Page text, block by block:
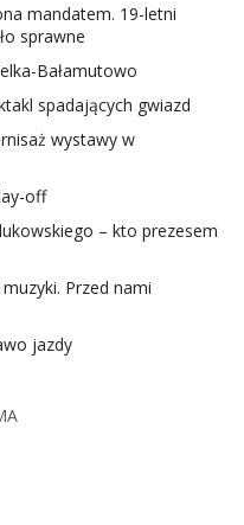
mandatem. 19-letni
sprawne
Bałamutowo
spadających gwiazd
wystawy w
off
– kto prezesem
Przed nami
jazdy